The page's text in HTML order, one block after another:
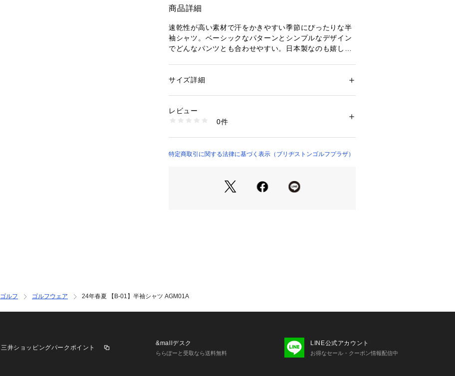
商品詳細
速乾性が高い素材で汗をかきやすい季節にぴったりな半
袖シャツ。ベーシックなパターンとシンプルなデザイン
でどんなパンツとも合わせやすい。日本製なのも嬉しい
機能：HYPER速乾、UVカット
LL：身長175～185、チェスト104～112
M：身巾52、身丈70/72、肩巾43、袖丈23
性別：メンズ
商品番号：
AGM01A （ショップ）
サイズ詳細
レビュー
0件
特定商取引に関する法律に基づく表示（ブリヂストンゴルフプラザ）
ゴルフ ゴルフウェア 24年春夏 【B-01】半袖シャツ AGM01A
三井ショッピングパークポイント
&mallデスク
ららぽーと受取なら送料無料
LINE公式アカウント
お得なセール・クーポン情報配信中